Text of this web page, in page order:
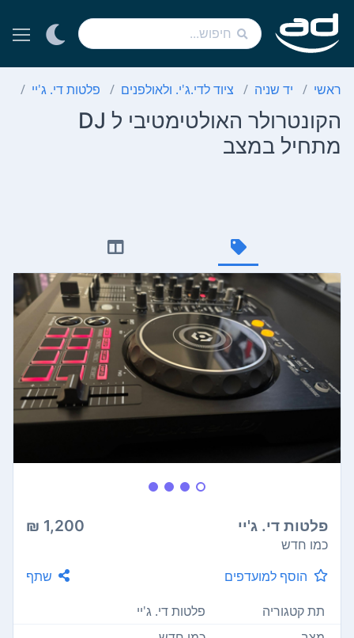
ראשי יד שניה ציוד לדי.ג'י. ולאולפנים פלטות די. ג'יי
הקונטרולר האולטימטיבי ל DJ
מתחיל במצב
פלטות די. ג'יי 1,200 ₪
כמו חדש
הוסף למועדפים
שתף
תת קטגוריה
פלטות די. ג'יי